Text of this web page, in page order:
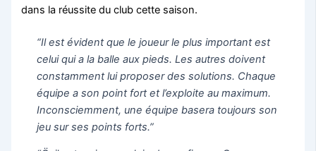
dans la réussite du club cette saison.
“Il est évident que le joueur le plus important est
celui qui a la balle aux pieds. Les autres doivent
constamment lui proposer des solutions. Chaque
équipe a son point fort et l’exploite au maximum.
Inconsciemment, une équipe basera toujours son
jeu sur ses points forts.”